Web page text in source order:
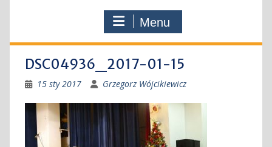
Menu
DSC04936_2017-01-15
15 sty 2017 Grzegorz Wójcikiewicz